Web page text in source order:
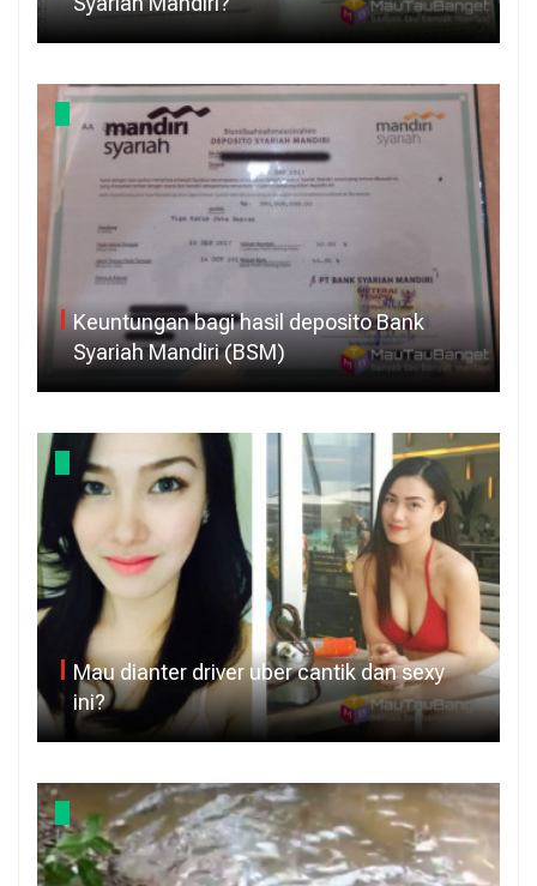
Keuntungan bagi hasil deposito Bank
Syariah Mandiri (BSM)
Mau dianter driver uber cantik dan sexy
ini?